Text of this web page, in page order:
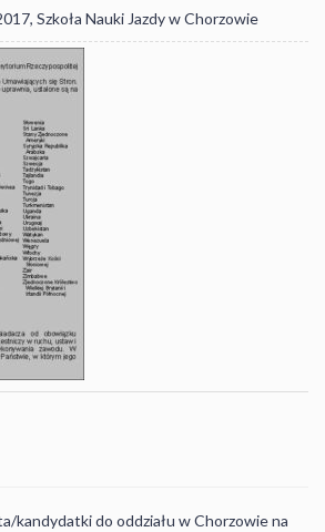
, Szkoła Nauki Jazdy w Chorzowie
kandydatki do oddziału w Chorzowie na